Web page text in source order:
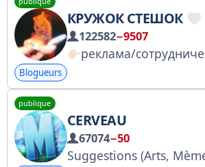
КРУЖОК СТЕШОК
122582−9507
реклама/сотрудничество- @whiteepr @scalllfy Зарегистрирована в РКН: https://knd.gov.ru/
Blogueurs
publique
CERVEAU
67074−50
Suggestions (Arts, Mèmes et Vidéos de réaction) : @MayniPred_Bot Pour toute